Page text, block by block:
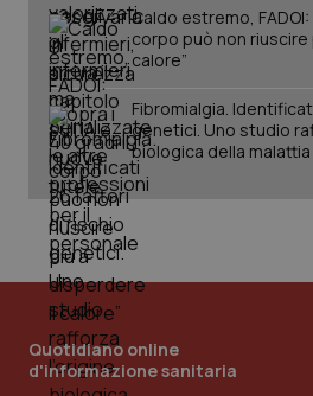
Tiroide
Tumore al seno
Tumore ovarico
Tumori del Polmone &
Tumori gastrointestinali
Ulcera & Reflusso
Vaccini
Caldo estremo, FADOI:
corpo può non
calore”
Fibromialgia.
genetici. Uno studio
biologica della malattia
Quotidiano online
d'informazione sanitaria
CookieScriptConsent
tracking-sites-ironfish-
tracking-enable